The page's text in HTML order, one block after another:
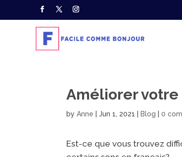
Améliorer
byAnne |Jun 1, 2021 Blog |0
Est-ce que vous trouvez